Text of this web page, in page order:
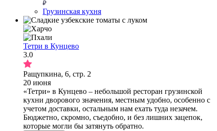
Грузинская кухня
Тетри в Кунцево
3.0
Ращупкина, 6, стр. 2
20 июня
«Тетри» в Кунцево – небольшой ресторан грузинской
кухни дворового значения, местным удобно, особенно с
учетом доставки, остальным нам ехать туда незачем.
Бюджетно, скромно, съедобно, и без лишних зацепок,
которые могли бы затянуть обратно.